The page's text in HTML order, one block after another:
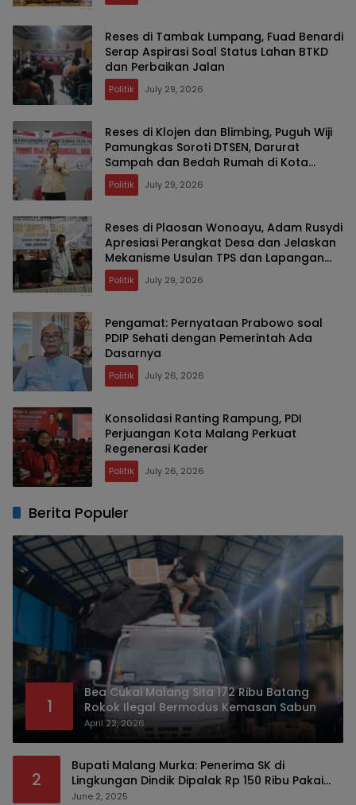
Reses di Tambak Lumpang, Fuad Benardi
Serap Aspirasi Soal Status Lahan BTKD
dan Perbaikan Jalan
Politik July 29, 2026
Reses di Klojen dan Blimbing, Puguh Wiji
Pamungkas Soroti DTSEN, Darurat
Sampah dan Bedah Rumah di Kota
Malang
Politik July 29, 2026
Reses di Plaosan Wonoayu, Adam Rusydi
Apresiasi Perangkat Desa dan Jelaskan
Mekanisme Usulan TPS dan Lapangan
Olahraga
Politik July 29, 2026
Pengamat: Pernyataan Prabowo soal
PDIP Sehati dengan Pemerintah Ada
Dasarnya
Politik July 26, 2026
Konsolidasi Ranting Rampung, PDI
Perjuangan Kota Malang Perkuat
Regenerasi Kader
Politik July 26, 2026
Berita Populer
1
Bea Cukai Malang Sita 172 Ribu Batang
Rokok Ilegal Bermodus Kemasan Sabun
April 22, 2026
2
Bupati Malang Murka: Penerima SK di
Lingkungan Dindik Dipalak Rp 150 Ribu Pakai
Modus Tumpengan, KPK Turut Pantau
June 2, 2025